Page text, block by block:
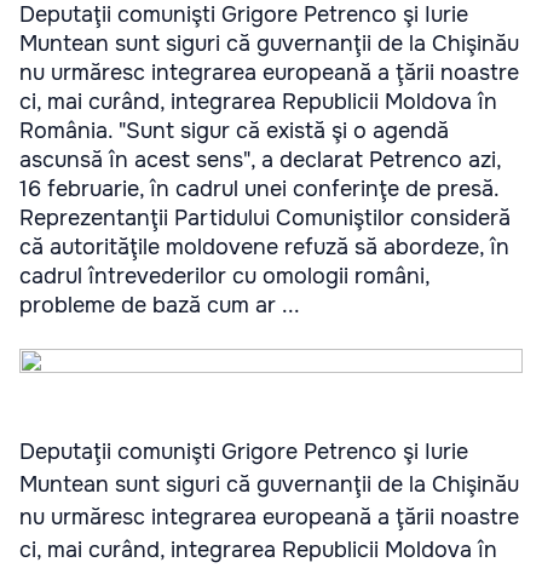
Deputaţii comunişti Grigore Petrenco şi Iurie
Muntean sunt siguri că guvernanţii de la Chişinău
nu urmăresc integrarea europeană a ţării noastre
ci, mai curând, integrarea Republicii Moldova în
România. "Sunt sigur că există şi o agendă
ascunsă în acest sens", a declarat Petrenco azi,
16 februarie, în cadrul unei conferinţe de presă.
Reprezentanţii Partidului Comuniştilor consideră
că autorităţile moldovene refuză să abordeze, în
cadrul întrevederilor cu omologii români,
probleme de bază cum ar ...
Deputaţii comunişti Grigore Petrenco şi Iurie
Muntean sunt siguri că guvernanţii de la Chişinău
nu urmăresc integrarea europeană a ţării noastre
ci, mai curând, integrarea Republicii Moldova în